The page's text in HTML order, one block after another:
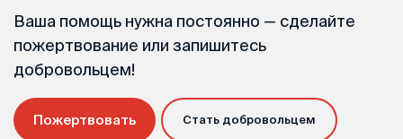
Ваша помощь нужна постоянно — сделайте
пожертвование или запишитесь
добровольцем!
Пожертвовать Стать добровольцем